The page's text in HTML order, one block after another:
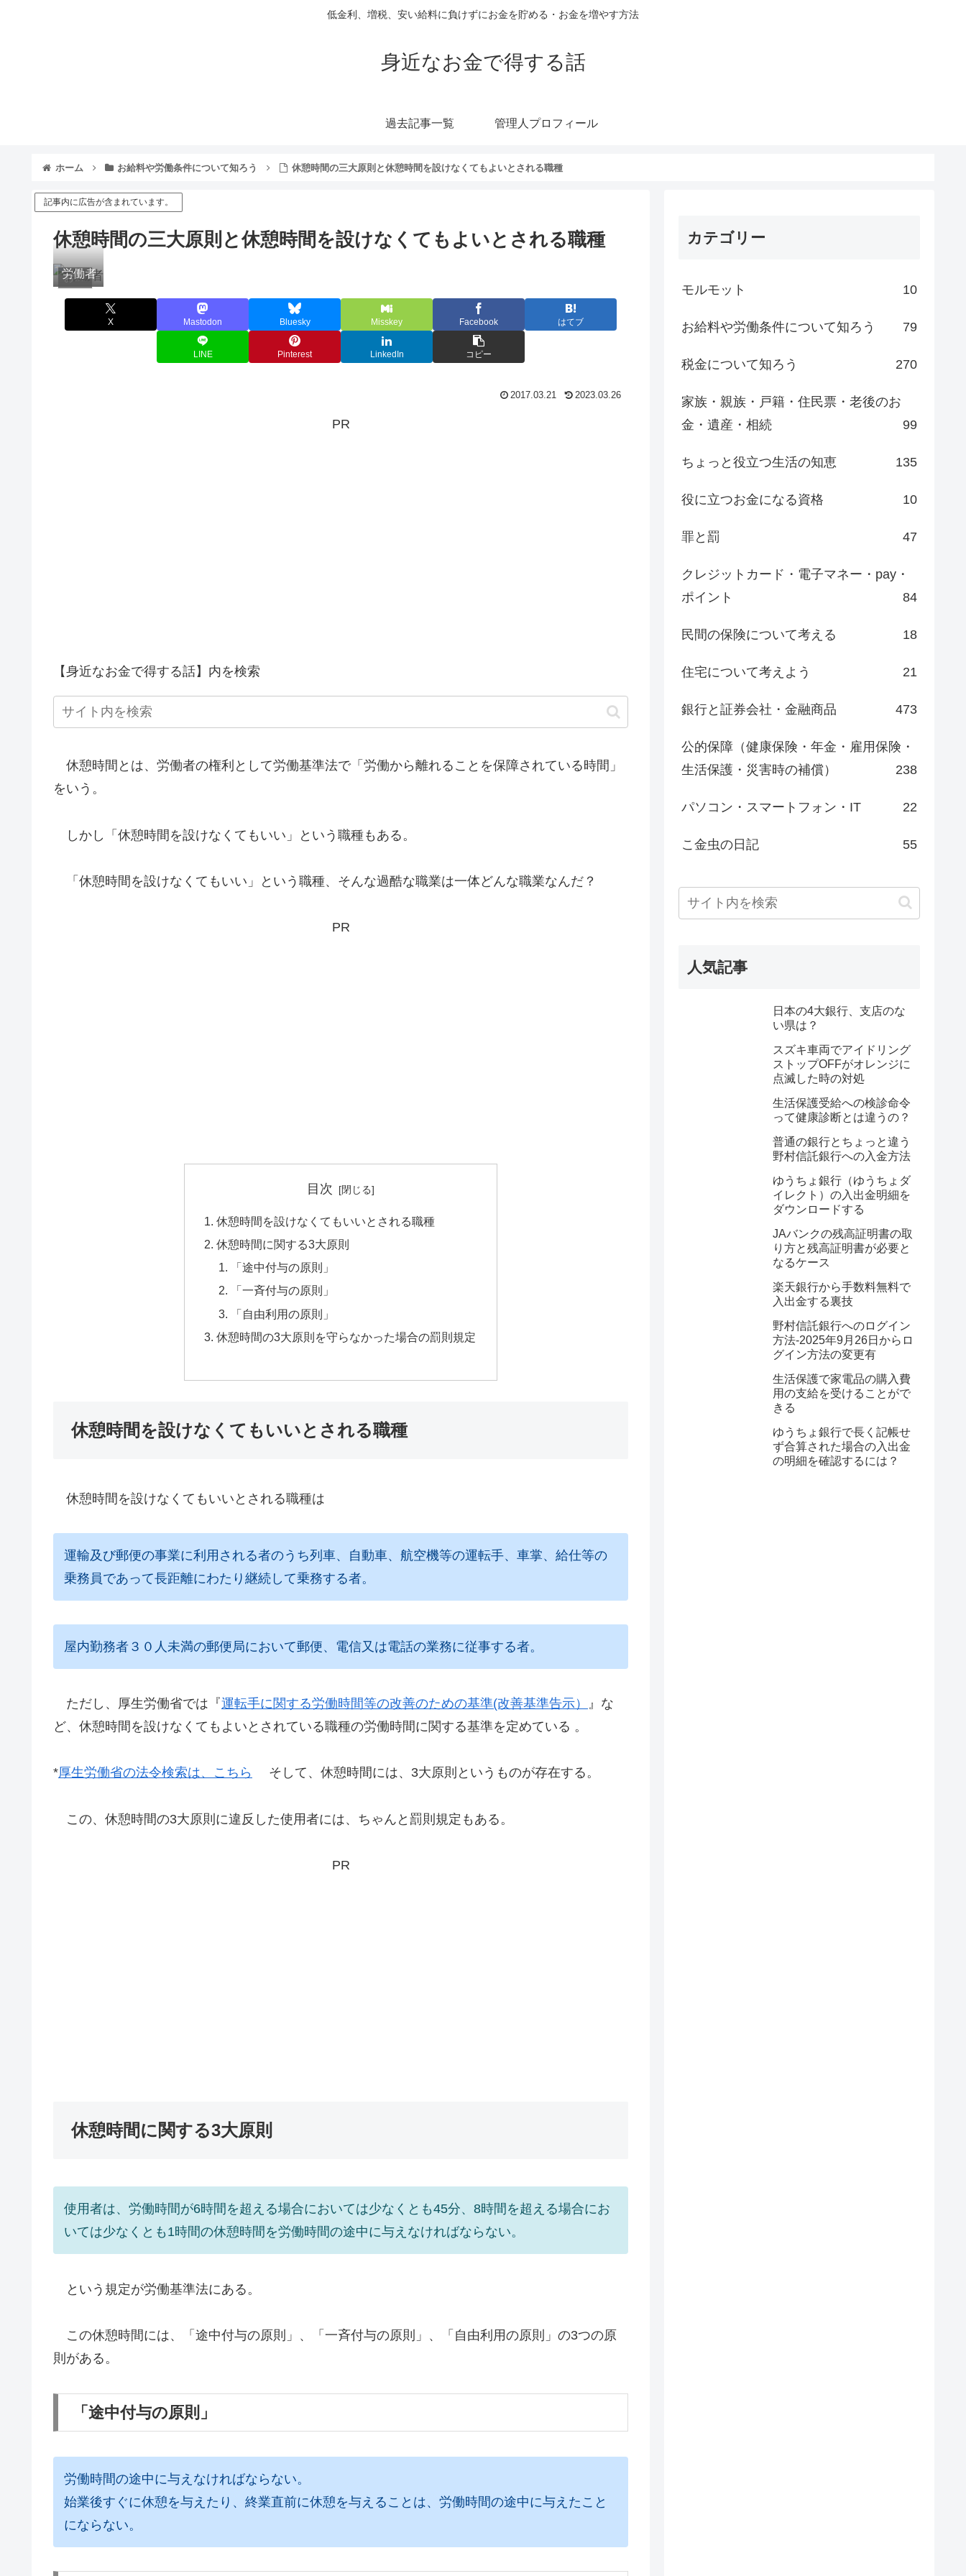
低金利、増税、安い給料に負けずにお金を貯める・お金を増やす方法
身近なお金で得する話
過去記事一覧 管理人プロフィール
ホーム お給料や労働条件について知ろう 休憩時間の三大原則と休憩時間を設けなくてもよいとされる職種
記事内に広告が含まれています。
休憩時間の三大原則と休憩時間を設けなくてもよいとされる職種
お給料や労働条件について知ろう
労働者
X Mastodon Bluesky Misskey Facebook はてブ
LINE Pinterest LinkedIn コピー
2017.03.21 2023.03.26
PR
【身近なお金で得する話】内を検索
休憩時間とは、労働者の権利として労働基準法で「労働から離れることを保障されている時間」
をいう。
しかし「休憩時間を設けなくてもいい」という職種もある。
「休憩時間を設けなくてもいい」という職種、そんな過酷な職業は一体どんな職業なんだ？
PR
目次
休憩時間を設けなくてもいいとされる職種
休憩時間に関する3大原則
「途中付与の原則」
「一斉付与の原則」
「自由利用の原則」
休憩時間の3大原則を守らなかった場合の罰則規定
休憩時間を設けなくてもいいとされる職種
休憩時間を設けなくてもいいとされる職種は
運輸及び郵便の事業に利用される者のうち列車、自動車、航空機等の運転手、車掌、給仕等の
乗務員であって長距離にわたり継続して乗務する者。
屋内勤務者３０人未満の郵便局において郵便、電信又は電話の業務に従事する者。
ただし、厚生労働省では『運転手に関する労働時間等の改善のための基準(改善基準告示）
』な
ど、休憩時間を設けなくてもよいとされている職種の労働時間に関する基準を定めている 。
*厚生労働省の法令検索は、こちら そして、休憩時間には、3大原則というものが存在する。
この、休憩時間の3大原則に違反した使用者には、ちゃんと罰則規定もある。
PR
休憩時間に関する3大原則
使用者は、労働時間が6時間を超える場合においては少なくとも45分、8時間を超える場合にお
いては少なくとも1時間の休憩時間を労働時間の途中に与えなければならない。
という規定が労働基準法にある。
この休憩時間には、「途中付与の原則」、「一斉付与の原則」、「自由利用の原則」の3つの原
則がある。
「途中付与の原則」
労働時間の途中に与えなければならない。
始業後すぐに休憩を与えたり、終業直前に休憩を与えることは、労働時間の途中に与えたこと
にならない。
カテゴリー
モルモット 10
お給料や労働条件について知ろう 79
税金について知ろう 270
家族・親族・戸籍・住民票・老後のお
金・遺産・相続
99
ちょっと役立つ生活の知恵 135
役に立つお金になる資格 10
罪と罰 47
クレジットカード・電子マネー・pay・
ポイント
84
民間の保険について考える 18
住宅について考えよう 21
銀行と証券会社・金融商品 473
公的保障（健康保険・年金・雇用保険・
生活保護・災害時の補償）
238
パソコン・スマートフォン・IT 22
こ金虫の日記 55
人気記事
日本の4大銀行、支店のな
い県は？
スズキ車両でアイドリング
ストップOFFがオレンジに
点滅した時の対処
生活保護受給への検診命令
って健康診断とは違うの？
普通の銀行とちょっと違う
野村信託銀行への入金方法
ゆうちょ銀行（ゆうちょダ
イレクト）の入出金明細を
ダウンロードする
JAバンクの残高証明書の取
り方と残高証明書が必要と
なるケース
楽天銀行から手数料無料で
入出金する裏技
野村信託銀行へのログイン
方法-2025年9月26日からロ
グイン方法の変更有
生活保護で家電品の購入費
用の支給を受けることがで
きる
ゆうちょ銀行で長く記帳せ
ず合算された場合の入出金
の明細を確認するには？